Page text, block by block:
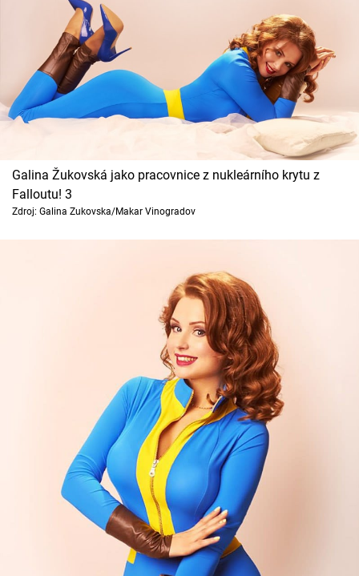
Galina Žukovská jako pracovnice z nukleárního krytu z
Falloutu! 3
Zdroj: Galina Zukovska/Makar Vinogradov